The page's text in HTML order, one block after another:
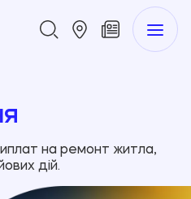
на ремонт житла,
дій.